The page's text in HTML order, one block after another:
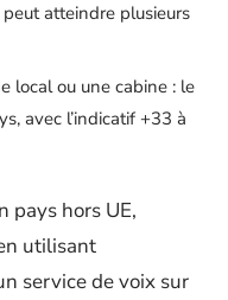
atteindre plusieurs
local ou une cabine : le
avec l’indicatif +33 à
pays hors UE,
utilisant
service de voix sur